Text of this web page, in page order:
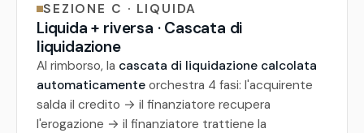
SEZIONE C · LIQUIDA
Liquida + riversa · Cascata di
liquidazione
Al rimborso, la cascata di liquidazione calcolata
automaticamente orchestra 4 fasi: l'acquirente
salda il credito → il finanziatore recupera
l'erogazione → il finanziatore trattiene la